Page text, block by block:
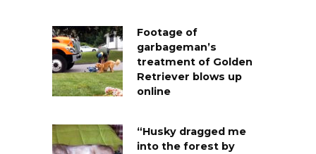
Footage of
garbageman’s
treatment of Golden
Retriever blows up
online
“Husky dragged me
into the forest by